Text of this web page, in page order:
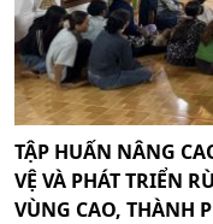
TẬP HUẤN NÂNG
VỆ VÀ PHÁT TRIỂN
VÙNG CAO, THÀNH